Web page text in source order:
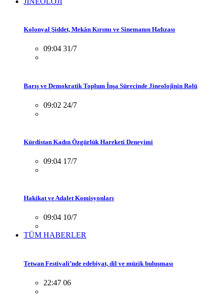
Kolonyal Şiddet, Mekân Kırımı ve Sinemanın Hafızası
09:04 31/7
Barış ve Demokratik Toplum İnşa Sürecinde Jineolojînin Rolü
09:02 24/7
Kürdistan Kadın Özgürlük Hareketi Deneyimi
09:04 17/7
Hakikat ve Adalet Komisyonları
09:04 10/7
TÜM HABERLER
Tetwan Festivali’nde edebiyat, dil ve müzik buluşması
22:47 06